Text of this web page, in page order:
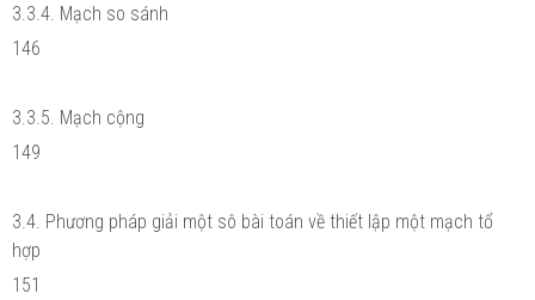
3.3.4. Mạch so sánh
146
3.3.5. Mạch cộng
149
3.4. Phương pháp giải một sô bài toán về thiết lập một mạch tổ
hợp
151